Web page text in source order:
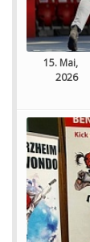
15. Mai,
2026